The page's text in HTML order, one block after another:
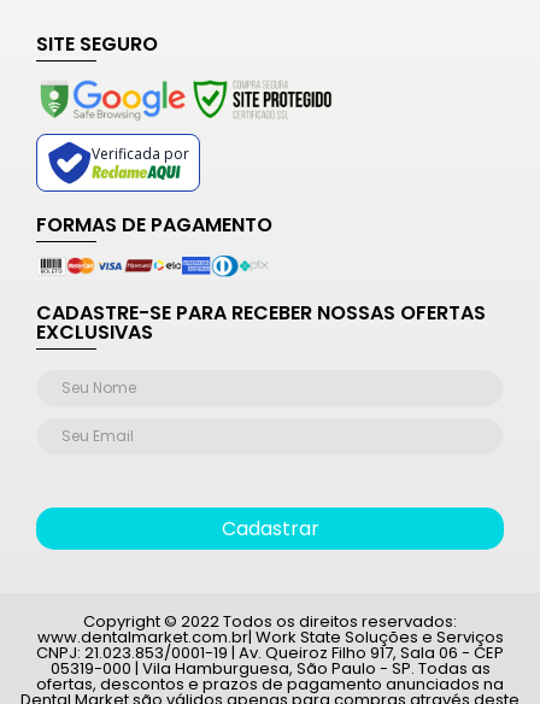
SITE SEGURO
Verificada por
FORMAS DE PAGAMENTO
CADASTRE-SE PARA RECEBER NOSSAS OFERTAS
EXCLUSIVAS
Cadastrar
Copyright © 2022 Todos os direitos reservados:
www.dentalmarket.com.br| Work State Soluções e Serviços
CNPJ: 21.023.853/0001-19 | Av. Queiroz Filho 917, Sala 06 - CEP
05319-000 | Vila Hamburguesa, São Paulo - SP. Todas as
ofertas, descontos e prazos de pagamento anunciados na